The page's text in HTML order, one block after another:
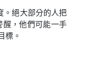
。絕大部分的人把
醒，他們可能一手
標。